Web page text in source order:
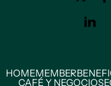
HOMEMEMBER
CAFÉ Y NEGOCIOS